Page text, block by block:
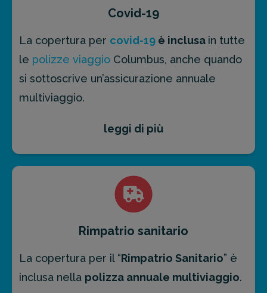
annullamento di Columbus
malattia a seguito di contagio daCovid-19.
Covid-19
La copertura per covid-19 è inclusa in tutte
le polizze viaggio Columbus, anche quando
si sottoscrive un’assicurazione annuale
multiviaggio.
Questa coperturaprevede limitazioni
Generali”.
leggi di più
Rimpatrio sanitario
La copertura per il “Rimpatrio Sanitario” è
inclusa nella polizza annuale multiviaggio.